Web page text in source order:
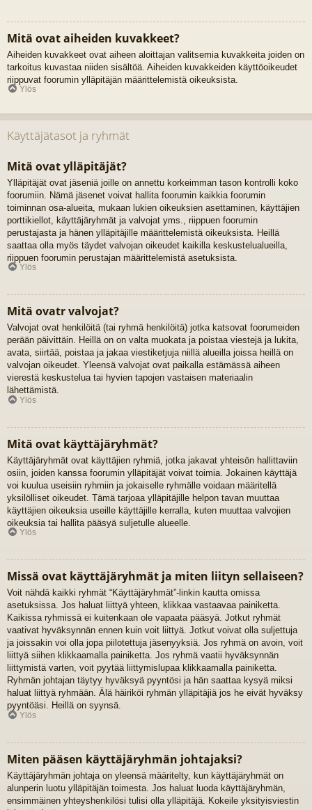
Mitä ovat aiheiden kuvakkeet?
Aiheiden kuvakkeet ovat aiheen aloittajan valitsemia kuvakkeita joiden on
tarkoitus kuvastaa niiden sisältöä. Aiheiden kuvakkeiden käyttöoikeudet
riippuvat foorumin ylläpitäjän määrittelemistä oikeuksista.
Ylös
Käyttäjätasot ja ryhmät
Mitä ovat ylläpitäjät?
Ylläpitäjät ovat jäseniä joille on annettu korkeimman tason kontrolli koko
foorumiin. Nämä jäsenet voivat hallita foorumin kaikkia foorumin
toiminnan osa-alueita, mukaan lukien oikeuksien asettaminen, käyttäjien
porttikiellot, käyttäjäryhmät ja valvojat yms., riippuen foorumin
perustajasta ja hänen ylläpitäjille määrittelemistä oikeuksista. Heillä
saattaa olla myös täydet valvojan oikeudet kaikilla keskustelualueilla,
riippuen foorumin perustajan määrittelemistä asetuksista.
Ylös
Mitä ovatr valvojat?
Valvojat ovat henkilöitä (tai ryhmä henkilöitä) jotka katsovat foorumeiden
perään päivittäin. Heillä on on valta muokata ja poistaa viestejä ja lukita,
avata, siirtää, poistaa ja jakaa viestiketjuja niillä alueilla joissa heillä on
valvojan oikeudet. Yleensä valvojat ovat paikalla estämässä aiheen
vierestä keskustelua tai hyvien tapojen vastaisen materiaalin
lähettämistä.
Ylös
Mitä ovat käyttäjäryhmät?
Käyttäjäryhmät ovat käyttäjien ryhmiä, jotka jakavat yhteisön hallittaviin
osiin, joiden kanssa foorumin ylläpitäjät voivat toimia. Jokainen käyttäjä
voi kuulua useisiin ryhmiin ja jokaiselle ryhmälle voidaan määritellä
yksilölliset oikeudet. Tämä tarjoaa ylläpitäjille helpon tavan muuttaa
käyttäjien oikeuksia useille käyttäjille kerralla, kuten muuttaa valvojien
oikeuksia tai hallita pääsyä suljetulle alueelle.
Ylös
Missä ovat käyttäjäryhmät ja miten liityn sellaiseen?
Voit nähdä kaikki ryhmät “Käyttäjäryhmät”-linkin kautta omissa
asetuksissa. Jos haluat liittyä yhteen, klikkaa vastaavaa painiketta.
Kaikissa ryhmissä ei kuitenkaan ole vapaata pääsyä. Jotkut ryhmät
vaativat hyväksynnän ennen kuin voit liittyä. Jotkut voivat olla suljettuja
ja joissakin voi olla jopa piilotettuja jäsenyyksiä. Jos ryhmä on avoin, voit
liittyä siihen klikkaamalla painiketta. Jos ryhmä vaatii hyväksynnän
liittymistä varten, voit pyytää liittymislupaa klikkaamalla painiketta.
Ryhmän johtajan täytyy hyväksyä pyyntösi ja hän saattaa kysyä miksi
haluat liittyä ryhmään. Älä häiriköi ryhmän ylläpitäjiä jos he eivät hyväksy
pyyntöäsi. Heillä on syynsä.
Ylös
Miten pääsen käyttäjäryhmän johtajaksi?
Käyttäjäryhmän johtaja on yleensä määritelty, kun käyttäjäryhmät on
alunperin luotu ylläpitäjän toimesta. Jos haluat luoda käyttäjäryhmän,
ensimmäinen yhteyshenkilösi tulisi olla ylläpitäjä. Kokeile yksityisviestin